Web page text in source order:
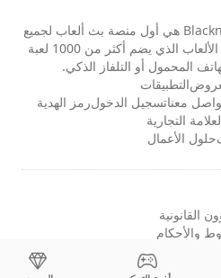
استكشف الألعاب السحابية. Blacknut هي أول منصة بث ألعاب لجميع
أفراد العائلة. استكشف كتالوج الألعاب الذي يضم أكثر من 1000 لعبة
المحمول أو التلفاز الذكي.
التطبيقات
معناتسجيل الدخولرمز الهدية
التجارية
حلول الأعمال
القانونية
والأحكام
تعريف الارتباط